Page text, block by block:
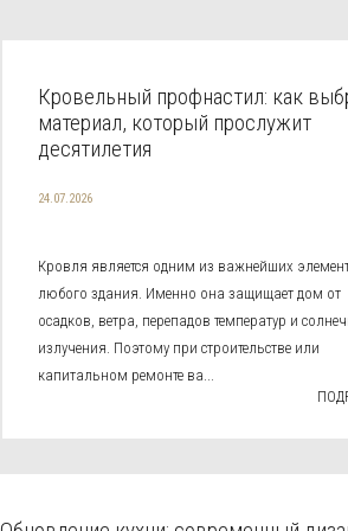
Кровельный профнастил: как
материал, который прослужит
десятилетия
24.07.2026
Кровля является одним из важнейших
любого здания. Именно она защищает дом от
осадков, ветра, перепадов температур и
излучения. Поэтому при строительстве или
капитальном ремонте ва...